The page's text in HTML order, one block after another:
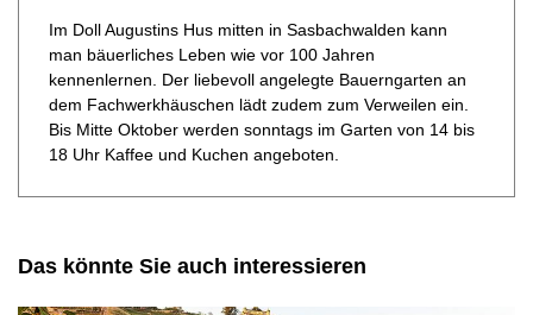
Im Doll Augustins Hus mitten in Sasbachwalden kann
man bäuerliches Leben wie vor 100 Jahren
kennenlernen. Der liebevoll angelegte Bauerngarten an
dem Fachwerkhäuschen lädt zudem zum Verweilen ein.
Bis Mitte Oktober werden sonntags im Garten von 14 bis
18 Uhr Kaffee und Kuchen angeboten.
Das könnte Sie auch interessieren